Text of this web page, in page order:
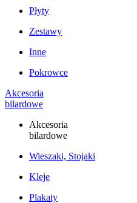
Płyty
Zestawy
Inne
Pokrowce
Akcesoria
bilardowe
Akcesoria
bilardowe
Wieszaki, Stojaki
Kleje
Plakaty